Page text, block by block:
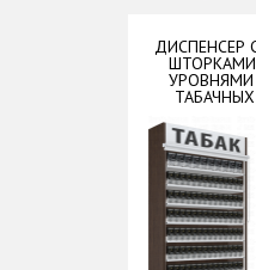
ДИСПЕНСЕР